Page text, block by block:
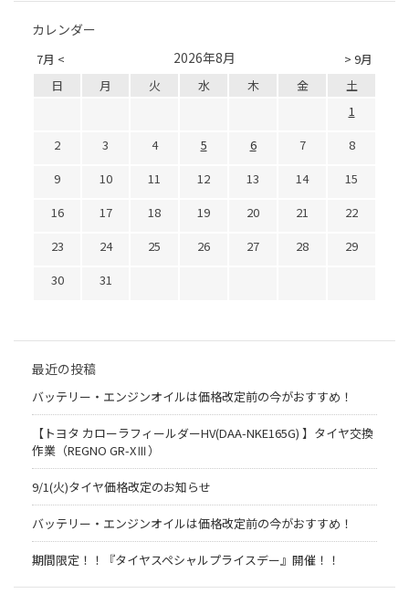
カレンダー
7月 < > 9月
2026年8月
日 月 火 水 木 金
土
1
2
3 4 5 6 7
8
9
10 11 12 13 14
15
16
17 18 19 20 21
22
23
24 25 26 27 28
29
30
31
最近の投稿
バッテリー・エンジンオイルは価格改定前の今がおすすめ！
【トヨタ カローラフィールダーHV(DAA-NKE165G) 】タイヤ交換
作業（REGNO GR-XⅢ）
9/1(火)タイヤ価格改定のお知らせ
バッテリー・エンジンオイルは価格改定前の今がおすすめ！
期間限定！！『タイヤスペシャルプライスデー』開催！！